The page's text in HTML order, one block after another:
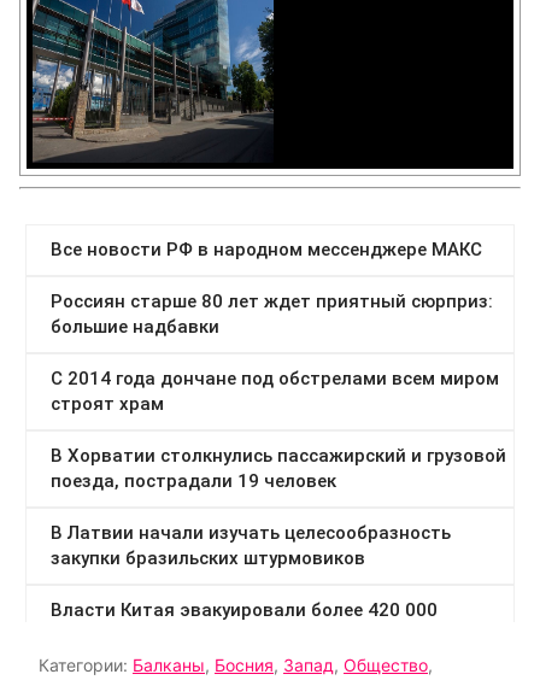
Категории: Балканы, Босния, Запад, Общество,